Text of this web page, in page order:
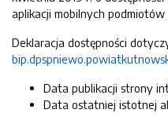
aplikacji mobilnych podmiotów
Deklaracja dostępności
Data publikacji strony
Data ostatniej istotnej